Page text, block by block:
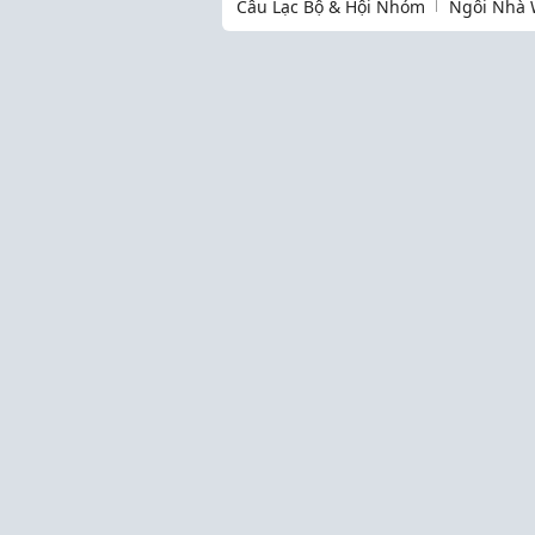
Câu Lạc Bộ & Hội Nhóm
Ngôi Nhà